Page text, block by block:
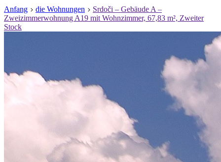
Anfang
die Wohnungen
Srdoči – Gebäude A –
Zweizimmerwohnung A19 mit Wohnzimmer, 67,83 m², Zweiter
Stock